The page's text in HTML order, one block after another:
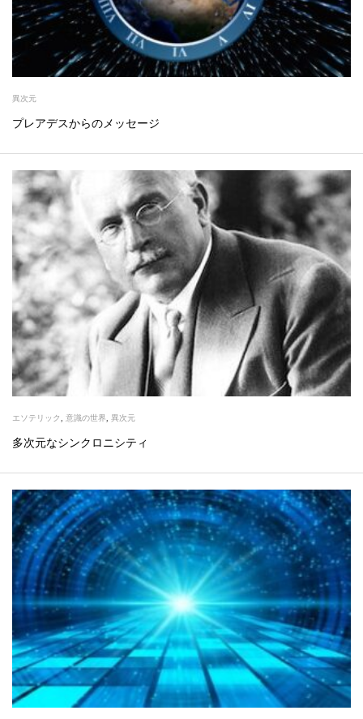
異次元
プレアデスからのメッセージ
エソテリック 意識の世界 異次元
多次元なシンクロニシティ